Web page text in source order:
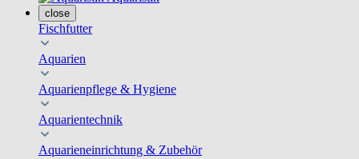
close
Fischfutter
Aquarien
Aquarienpflege & Hygiene
Aquarientechnik
Aquarieneinrichtung & Zubehör